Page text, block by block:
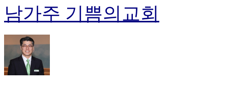
남가주 기쁨의교회